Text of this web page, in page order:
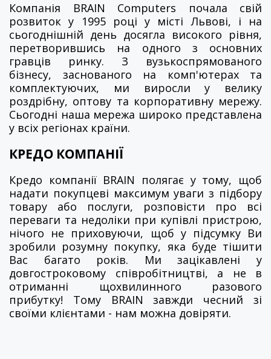
Компанія BRAIN Computers почала свій
розвиток у 1995 році у місті Львові, і на
сьогоднішній день досягла високого рівня,
перетворившись на одного з основних
гравців ринку. З вузькоспрямованого
бізнесу, заснованого на комп'ютерах та
комплектуючих, ми виросли у велику
роздрібну, оптову та корпоративну мережу.
Сьогодні наша мережа широко представлена
​​у всіх регіонах країни.
КРЕДО КОМПАНІЇ
Кредо компанії BRAIN полягає у тому, щоб
надати покупцеві максимум уваги з підбору
товару або послуги, розповісти про всі
переваги та недоліки при купівлі пристрою,
нічого не приховуючи, щоб у підсумку Ви
зробили розумну покупку, яка буде тішити
Вас багато років. Ми зацікавлені у
довгостроковому співробітництві, а не в
отриманні щохвилинного разового
прибутку! Тому BRAIN завжди чесний зі
своїми клієнтами - нам можна довіряти.